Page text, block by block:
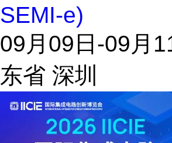
SEMI-e)
09月09日-09月
东省 深圳